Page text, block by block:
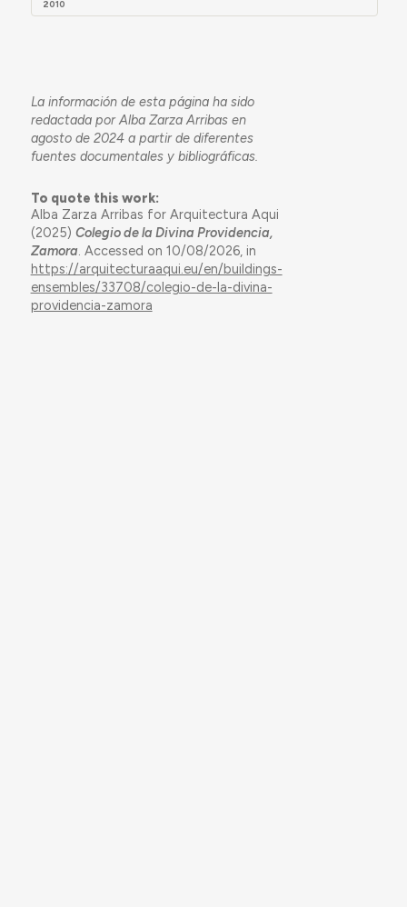
2010
La información de esta página ha sido
redactada por Alba Zarza Arribas en
agosto de 2024 a partir de diferentes
fuentes documentales y bibliográficas.
To quote this work:
Alba Zarza Arribas for Arquitectura Aqui
(2025) Colegio de la Divina Providencia,
Zamora. Accessed on 10/08/2026, in
https://arquitecturaaqui.eu/en/buildings-
ensembles/33708/colegio-de-la-divina-
providencia-zamora